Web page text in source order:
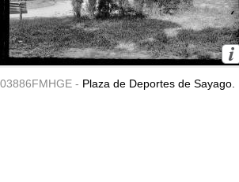
03886FMHGE - Plaza de Deportes de Sayago.